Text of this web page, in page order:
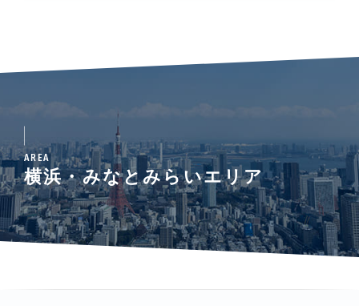
AREA
横浜・みなとみらいエリア